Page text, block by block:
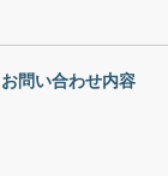
お問い合わせ内容